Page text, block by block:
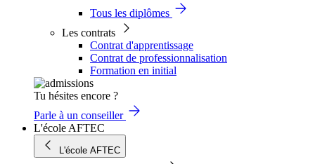
Tous les diplômes
Les contrats
Contrat d'apprentissage
Contrat de professionnalisation
Formation en initial
Tu hésites encore ?
Parle à un conseiller
L'école AFTEC
L'école AFTEC